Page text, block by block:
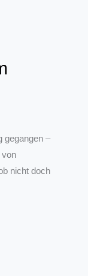
gegangen –
nicht doch